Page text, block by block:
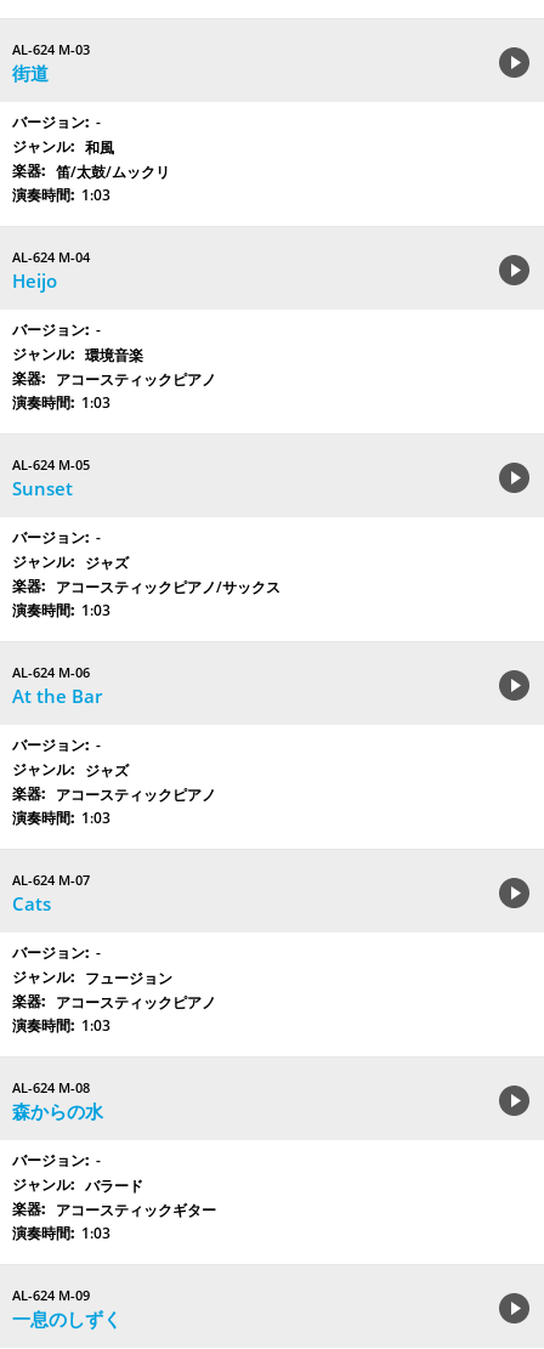
AL-624 M-03
街道
-
和風
笛/太鼓/ムックリ
1:03
AL-624 M-04
Heijo
-
環境音楽
アコースティックピアノ
1:03
AL-624 M-05
Sunset
-
ジャズ
アコースティックピアノ/サックス
1:03
AL-624 M-06
At the Bar
-
ジャズ
アコースティックピアノ
1:03
AL-624 M-07
Cats
-
フュージョン
アコースティックピアノ
1:03
AL-624 M-08
森からの水
-
バラード
アコースティックギター
1:03
AL-624 M-09
一息のしずく